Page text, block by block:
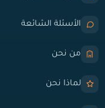
الأسئلة الشائعة
من نحن
لماذا نحن